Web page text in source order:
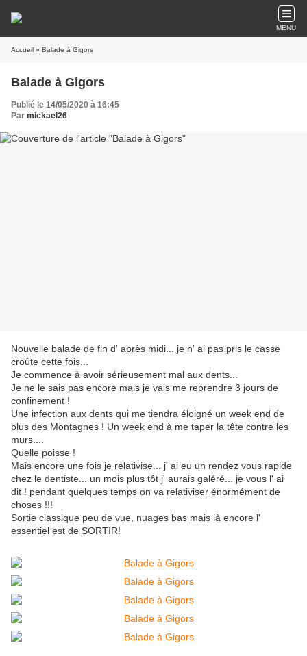
MENU
Accueil » Balade à Gigors
Balade à Gigors
Publié le 14/05/2020 à 16:45
Par mickael26
Nouvelle balade de fin d' après midi... je n' ai pas pris le casse
croûte cette fois...
Je commence à avoir sérieusement mal aux dents...
Je ne le sais pas encore mais je vais me reprendre 3 jours de
confinement !
Une infection aux dents qui me tiendra éloigné un week end de
plus des Montagnes ! Un week end à me taper la tête contre les
murs....
Quelle poisse !
Mais encore une fois je relativise... j' ai eu un rendez vous rapide
chez le dentiste... un mois plus tôt j' aurais galéré... je vous l' ai
dit ! pendant quelques temps on va relativiser énormément de
choses !!!
Sortie classique peu de vue, nuages bas mais là encore l'
essentiel est de SORTIR!